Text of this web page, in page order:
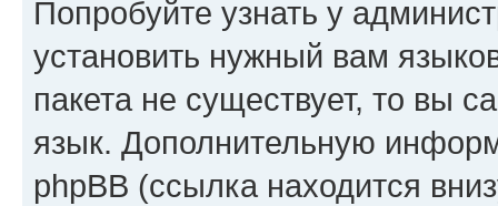
Попробуйте узнать у
установить нужный вам
пакета не существует, то вы
язык. Дополнительную
phpBB (ссылка находится